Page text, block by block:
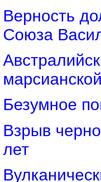
Верность
Союза
Безумное
Взрыв
лет